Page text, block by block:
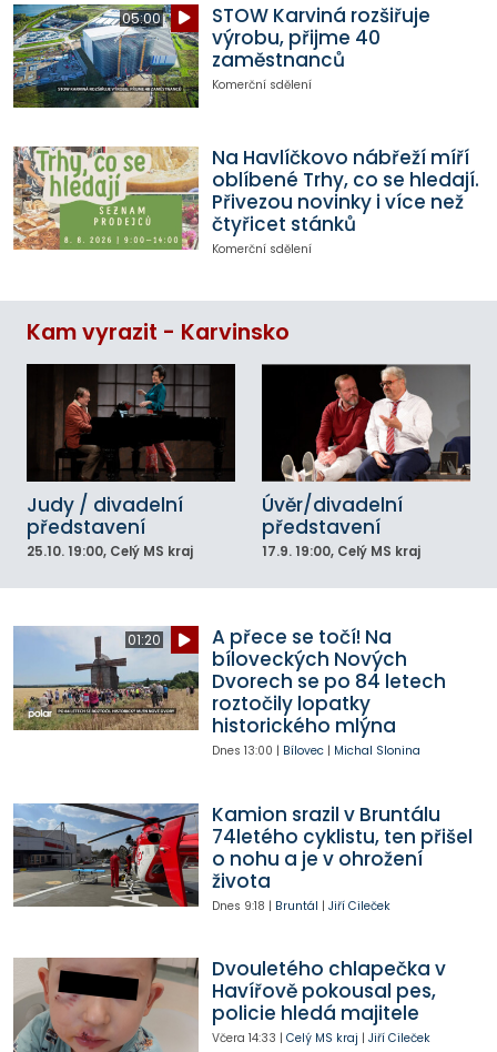
05:00
STOW Karviná rozšiřuje
výrobu, přijme 40
zaměstnanců
Komerční sdělení
Na Havlíčkovo nábřeží míří
oblíbené Trhy, co se hledají.
Přivezou novinky i více než
čtyřicet stánků
Komerční sdělení
Kam vyrazit - Karvinsko
Judy / divadelní
představení
25.10. 19:00, Celý MS kraj
Úvěr/divadelní
představení
17.9. 19:00, Celý MS kraj
01:20
A přece se točí! Na
bíloveckých Nových
Dvorech se po 84 letech
roztočily lopatky
historického mlýna
Dnes 13:00 | Bílovec| Michal Slonina
Kamion srazil v Bruntálu
74letého cyklistu, ten přišel
o nohu a je v ohrožení
života
Dnes 9:18 | Bruntál | Jiří Cileček
Dvouletého chlapečka v
Havířově pokousal pes,
policie hledá majitele
Včera 14:33 | Celý MS kraj | Jiří Cileček